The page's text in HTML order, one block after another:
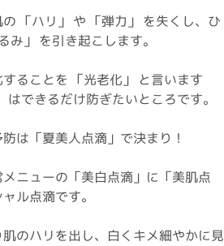
「ハリ」 や 「弾力」 を失くし、ひ
み」 を引き起こします。
ることを 「光老化」 と言います
はできるだけ防ぎたいところです。
は「夏美人点滴」で決まり！
メニューの「美白点滴」に「美肌点
ル点滴です。
のハリを出し、白くキメ細やかに見